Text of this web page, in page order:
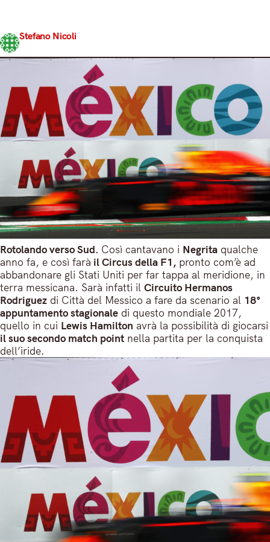
Stefano Nicoli
Rotolando verso Sud. Così cantavano i Negrita qualche
anno fa, e così farà il Circus della F1, pronto com’è ad
abbandonare gli Stati Uniti per far tappa al meridione, in
terra messicana. Sarà infatti il Circuito Hermanos
Rodriguez di Città del Messico a fare da scenario al 18°
appuntamento stagionale di questo mondiale 2017,
quello in cui Lewis Hamilton avrà la possibilità di giocarsi
il suo secondo match point nella partita per la conquista
dell’iride.